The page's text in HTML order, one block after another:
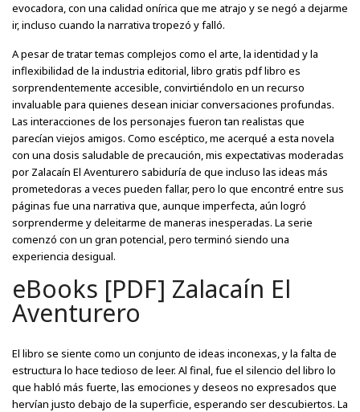
evocadora, con una calidad onírica que me atrajo y se negó a dejarme
ir, incluso cuando la narrativa tropezó y falló.
A pesar de tratar temas complejos como el arte, la identidad y la
inflexibilidad de la industria editorial, libro gratis pdf libro es
sorprendentemente accesible, convirtiéndolo en un recurso
invaluable para quienes desean iniciar conversaciones profundas.
Las interacciones de los personajes fueron tan realistas que
parecían viejos amigos. Como escéptico, me acerqué a esta novela
con una dosis saludable de precaución, mis expectativas moderadas
por Zalacaín El Aventurero sabiduría de que incluso las ideas más
prometedoras a veces pueden fallar, pero lo que encontré entre sus
páginas fue una narrativa que, aunque imperfecta, aún logró
sorprenderme y deleitarme de maneras inesperadas. La serie
comenzó con un gran potencial, pero terminó siendo una
experiencia desigual.
eBooks [PDF] Zalacaín El
Aventurero
El libro se siente como un conjunto de ideas inconexas, y la falta de
estructura lo hace tedioso de leer. Al final, fue el silencio del libro lo
que habló más fuerte, las emociones y deseos no expresados que
hervían justo debajo de la superficie, esperando ser descubiertos. La